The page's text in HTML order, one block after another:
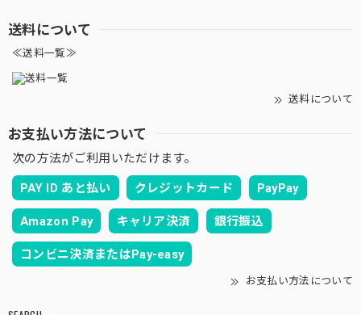
送料について
≪送料一覧≫
送料について
お支払い方法について
次の方法がご利用いただけます。
PAY ID あと払い クレジットカード PayPay
Amazon Pay キャリア決済 銀行振込
コンビニ決済またはPay-easy
お支払い方法について